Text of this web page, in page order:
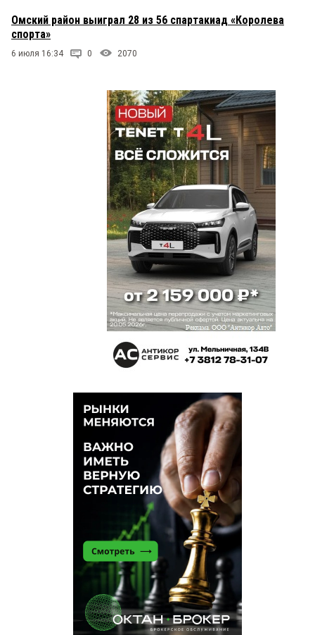
Омский район выиграл 28 из 56 спартакиад «Королева
спорта»
6 июля 16:34 0 2070